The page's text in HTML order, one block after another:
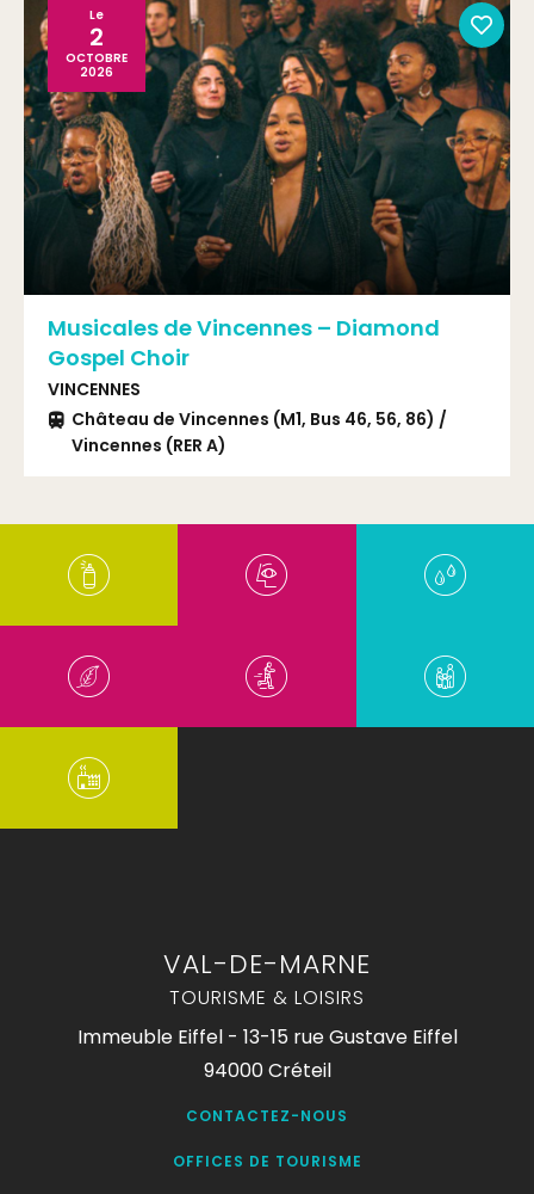
Renard et de la rue Armand Rousseau
Le
2
OCTOBRE
2026
Musicales de Vincennes – Diamond
Gospel Choir
VINCENNES
Château de Vincennes (M1, Bus 46, 56, 86) /
Vincennes (RER A)
VAL-DE-MARNE
TOURISME & LOISIRS
Immeuble Eiffel - 13-15 rue Gustave Eiffel
94000 Créteil
CONTACTEZ-NOUS
OFFICES DE TOURISME